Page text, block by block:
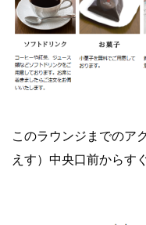
このラウンジまでのア
えす）中央口前からす